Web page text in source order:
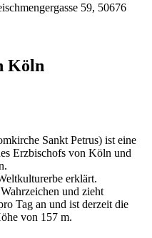
59, 50676
Köln
Sankt Petrus) ist eine
Erzbischofs von Köln und
erklärt.
und zieht
Tag an und ist derzeit die
von 157 m.